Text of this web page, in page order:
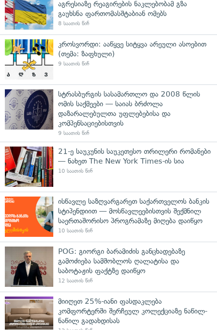
აგრესიაზე რეაგირების ნაკლებობამ გზა
გაუხსნა ფართომასშტაბიან ომებს
8 საათის წინ
კროსვორდი: ააწყვე სიტყვა არეული ასოებით
(თემა: ზაფხული)
9 საათის წინ
სტრასბურგის სასამართლო და 2008 წლის
ომის საქმეები — საიას ბრძოლა
დაზარალებულთა უფლებებისა და
კომპენსაციებისთვის
9 საათის წინ
21-ე საუკუნის საუკეთესო თრილერი რომანები
— ნახეთ The New York Times-ის სია
10 საათის წინ
ისწავლე საზღვარგარეთ საქართველოს ბანკის
სტიპენდიით — მოსწავლეებისთვის შექმნილ
საერთაშორისო პროგრამაზე მიღება დაიწყო
10 საათის წინ
POG: გიორგი ბარამიძის განცხადებაზე
გამოძიება სამშობლოს ღალატისა და
საბოტაჟის ფაქტზე დაიწყო
12 საათის წინ
მიიღეთ 25%-იანი ფასდაკლება
კომფორტერში შერჩეულ კოლექციაზე ნაწილ-
ნაწილ გადახდისას